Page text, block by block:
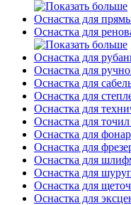
Оснастка для
Оснастка для
Оснастка для
Оснастка для
Оснастка для
Оснастка для
Оснастка для
Оснастка для точил
Оснастка для
Оснастка для
Оснастка для
Оснастка для
Оснастка для
Оснастка для